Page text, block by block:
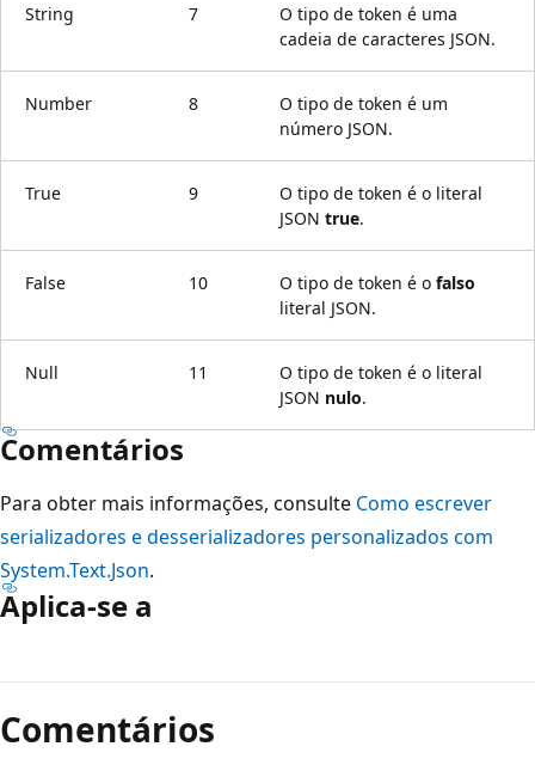
String 7
O tipo de token é uma
cadeia de caracteres JSON.
Number 8
O tipo de token é um
número JSON.
True 9
O tipo de token é o literal
JSON true.
False 10 O tipo de token é o falso
literal JSON.
Null 11
O tipo de token é o literal
JSON nulo.
Comentários
Para obter mais informações, consulte Como escrever
serializadores e desserializadores personalizados com
System.Text.Json.
Aplica-se a
de
leitura
Comentários